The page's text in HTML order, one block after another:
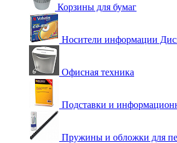
Корзины для бумаг
Носители информации
Офисная техника
Подставки и
Пружины и обложки для